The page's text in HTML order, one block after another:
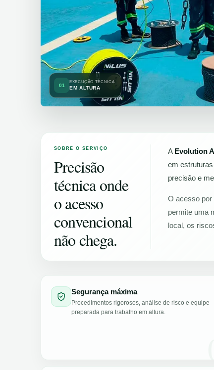
01
EXECUÇÃO TÉCNICA
EM ALTURA
SOBRE O SERVIÇO
Precisão
técnica onde
o acesso
convencional
não chega.
A Evolution
em
precisão e
O acesso por
permite uma
local, os
Segurança máxima
Procedimentos rigorosos, análise de risco e equipe
preparada para trabalho em altura.